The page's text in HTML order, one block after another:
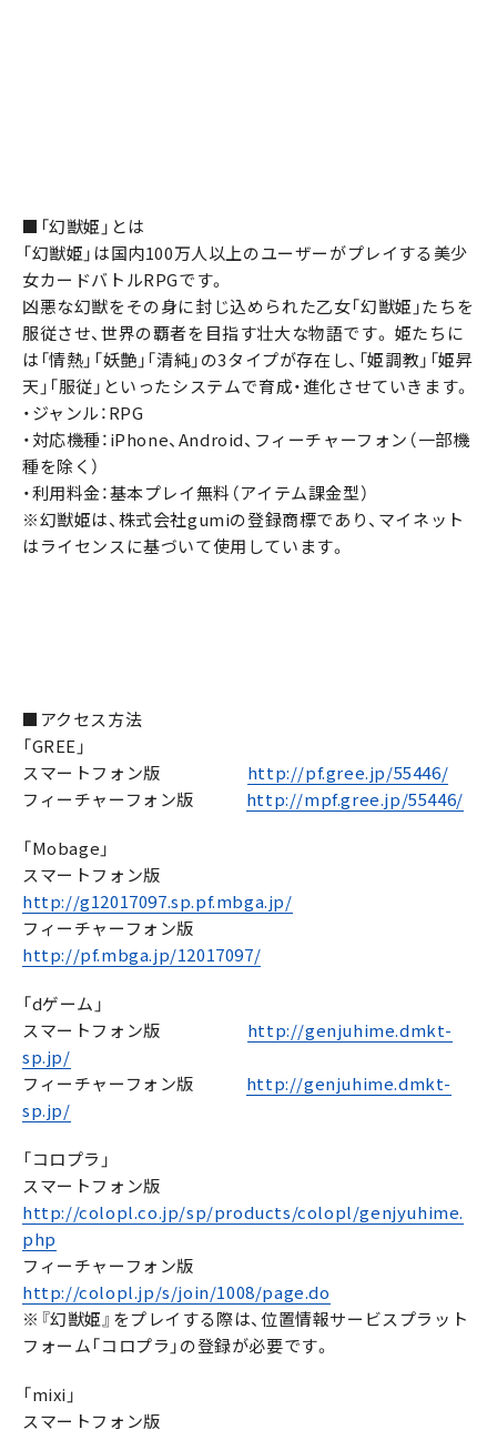
■「幻獣姫」とは
「幻獣姫」は国内100万人以上のユーザーがプレイする美少
女カードバトルRPGです。
凶悪な幻獣をその身に封じ込められた乙女「幻獣姫」たちを
服従させ、世界の覇者を目指す壮大な物語です。 姫たちに
は「情熱」「妖艶」「清純」の3タイプが存在し、「姫調教」「姫昇
天」「服従」といったシステムで育成・進化させていきます。
・ジャンル：RPG
・対応機種：iPhone、Android、フィーチャーフォン（一部機
種を除く）
・利用料金：基本プレイ無料（アイテム課金型）
※幻獣姫は、株式会社gumiの登録商標であり、マイネット
はライセンスに基づいて使用しています。
■アクセス方法
「GREE」
スマートフォン版 http://pf.gree.jp/55446/
フィーチャーフォン版 http://mpf.gree.jp/55446/
「Mobage」
スマートフォン版
http://g12017097.sp.pf.mbga.jp/
フィーチャーフォン版
http://pf.mbga.jp/12017097/
「dゲーム」
スマートフォン版 http://genjuhime.dmkt-
sp.jp/
フィーチャーフォン版 http://genjuhime.dmkt-
sp.jp/
「コロプラ」
スマートフォン版
http://colopl.co.jp/sp/products/colopl/genjyuhime.
php
フィーチャーフォン版
http://colopl.jp/s/join/1008/page.do
※『幻獣姫』をプレイする際は、位置情報サービスプラット
フォーム「コロプラ」の登録が必要です。
「mixi」
スマートフォン版